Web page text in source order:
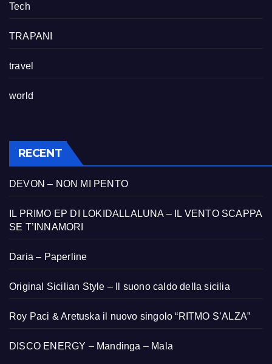
Tech
TRAPANI
travel
world
RECENT
DEVON – NON MI PENTO
IL PRIMO EP DI LOKIDALLALUNA – IL VENTO SCAPPA
SE T’INNAMORI
Daria – Paperline
Original Sicilian Style – Il suono caldo della sicilia
Roy Paci & Aretuska il nuovo singolo “RITMO S’ALZA”
DISCO ENERGY – Mandinga – Mala